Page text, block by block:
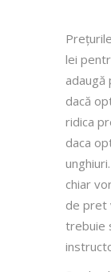
lei
dacă
ridica
daca
chiar
de pret
trebuie